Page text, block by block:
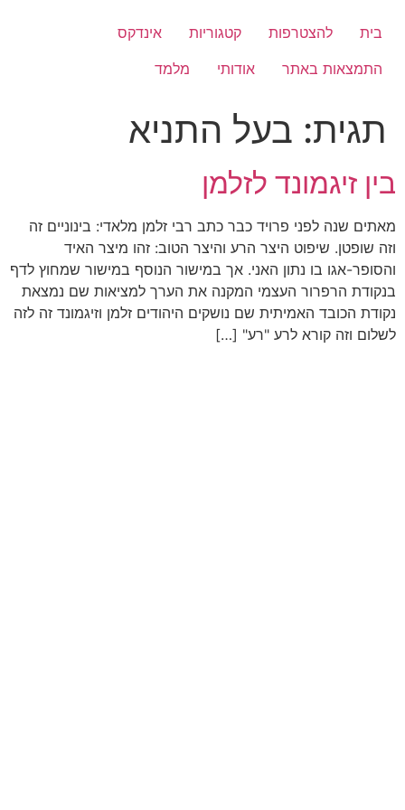
לתוכןבית להצטרפות קטגוריות
אינדקס
התמצאות באתר
אודותי מלמד
תגית: בעל התניא
בין זיגמונד לזלמן
מאתים שנה לפני פרויד כבר כתב רבי זלמן מלאדי: בינוניים זה
וזה שופטן. שיפוט היצר הרע והיצר הטוב: זהו מיצר האיד
והסופר-אגו בו נתון האני. אך במישור הנוסף במישור שמחוץ לדף
בנקודת הרפרור העצמי המקנה את הערך למציאות שם נמצאת
נקודת הכובד האמיתית שם נושקים היהודים זלמן וזיגמונד זה לזה
לשלום וזה קורא לרע "רע" […]